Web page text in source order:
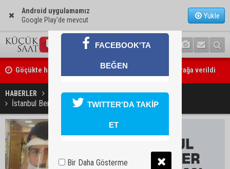
Android uygulamamız
Google Play'de mevcut
Yükle
Göçükte hayatını kaybeden Bekir Çelik, Kozan'da toprağa verildi
Kozan’da üreticilere Akdeniz Meyve Sineği uyarısı
HABERLER YAŞAM
İstanbul Berberler Odası'ndan sakal traşı uyarısı!
FACEBOOK'TA
BEĞEN
TWITTER'DA TAKİP
ET
Bir Daha Gösterme